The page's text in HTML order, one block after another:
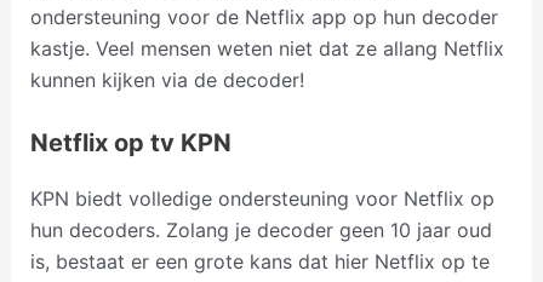
ondersteuning voor de Netflix app op hun decoder
kastje. Veel mensen weten niet dat ze allang Netflix
kunnen kijken via de decoder!
Netflix op tv KPN
KPN biedt volledige ondersteuning voor Netflix op
hun decoders. Zolang je decoder geen 10 jaar oud
is, bestaat er een grote kans dat hier Netflix op te